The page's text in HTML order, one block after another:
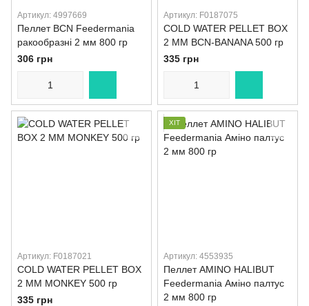
Артикул: 4997669
Пеллет BCN Feedermania
ракообразні 2 мм 800 гр
306 грн
Артикул: F0187075
COLD WATER PELLET BOX
2 MM BCN-BANANA 500 гр
335 грн
Артикул: F0187021
COLD WATER PELLET BOX
2 MM MONKEY 500 гр
335 грн
ХІТ
Артикул: 4553935
Пеллет AMINO HALIBUT
Feedermania Аміно палтус
2 мм 800 гр